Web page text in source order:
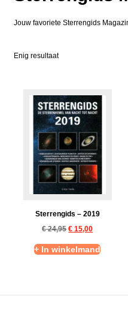
Jouw favoriete Sterrengids
Enig resultaat
Sterrengids – 2019
€24,95 € 15,00
+ In winkelmand